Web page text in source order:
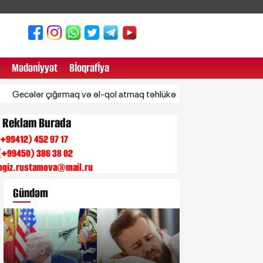
Mədənİyyət Bİoqrafİya
çığırmaq və əl-qol atmaq təhlükəli xəstəliyin əlaməti ola bilər
Burada
452 97 17
386 38 02
Gündəm